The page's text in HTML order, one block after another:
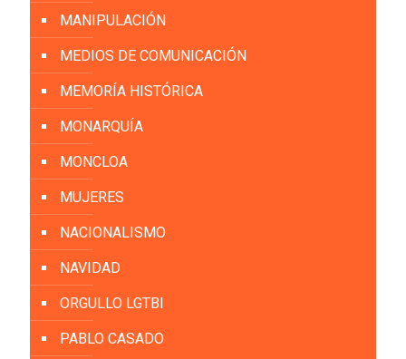
MANIPULACIÓN
MEDIOS DE COMUNICACIÓN
MEMORÍA HISTÓRICA
MONARQUÍA
MONCLOA
MUJERES
NACIONALISMO
NAVIDAD
ORGULLO LGTBI
PABLO CASADO